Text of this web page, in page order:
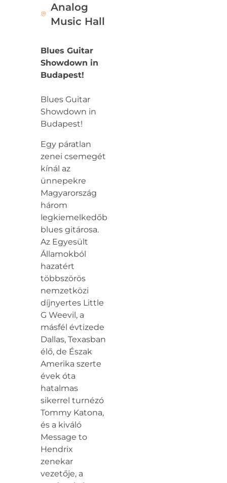
Analog
Music Hall
Blues Guitar
Showdown in
Budapest!
Blues Guitar
Showdown in
Budapest!
Egy páratlan
zenei csemegét
kínál az
ünnepekre
Magyarország
három
legkiemelkedőbb
blues gitárosa.
Az Egyesült
Államokból
hazatért
többszörös
nemzetközi
díjnyertes Little
G Weevil, a
másfél évtizede
Dallas, Texasban
élő, de Észak
Amerika szerte
évek óta
hatalmas
sikerrel turnézó
Tommy Katona,
és a kiváló
Message to
Hendrix
zenekar
vezetője, a